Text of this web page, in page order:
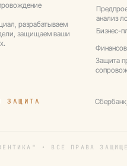
анализ
Бизнес-
Защита
ЗАЩИТА
• ВСЕ ПРАВА
разрабатываем
защищаем ваши